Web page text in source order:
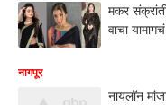
मकर
वाचा
नागपूर
नायलॉन